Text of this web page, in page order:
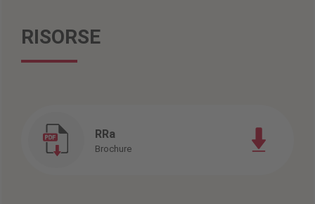
RISORSE
RRa
Brochure